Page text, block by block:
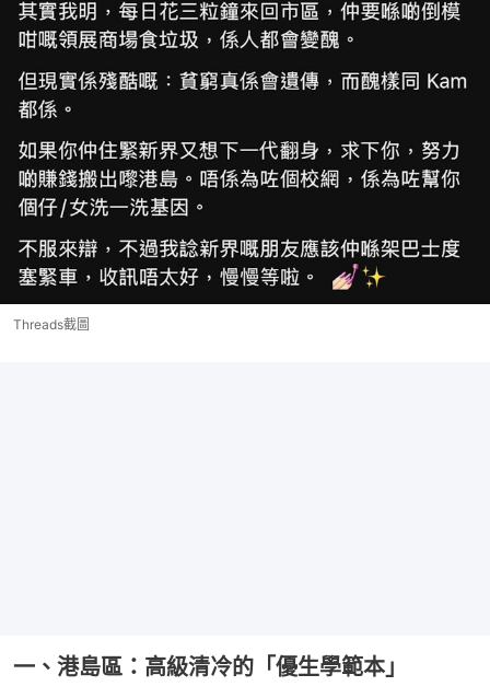
Threads截圖
一、港島區：高級清冷的「優生學範本」